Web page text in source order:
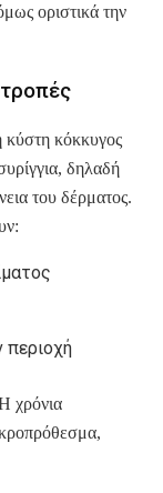
οριστικά την
κύστη κόκκυγος
δηλαδή
του δέρματος.
περιοχή
χρόνια